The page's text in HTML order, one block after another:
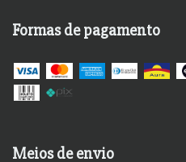
Formas de pagamento
Meios de envio